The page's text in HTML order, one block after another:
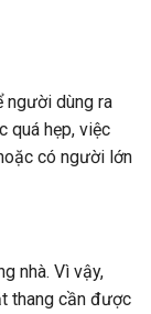
người dùng ra
quá hẹp, việc
có người lớn
nhà. Vì vậy,
thang cần được